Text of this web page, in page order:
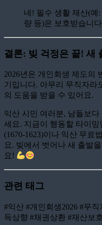
네! 필수 생활 재산(예
량 등)은 보호받습니
결론: 빚 걱정은 끝! 새
2026년은 개인회생 제도의
기입니다. 아무리 무직자라
의 도움을 받을 수 있어요.
익산 시민 여러분, 남들보
세요. 지금이 행동할 타이
(1670-1623)이나 익산 무료
요. 빚에서 벗어나 새 출발
요!
관련 태그
#익산 #개인회생2026 #무
득상향 #채권상환 #재산보호